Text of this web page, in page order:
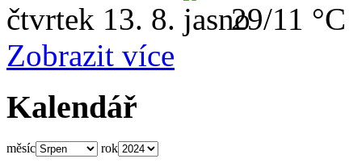
čtvrtek 13. 8.
29/11 °C
Zobrazit více
Kalendář
měsíc rok